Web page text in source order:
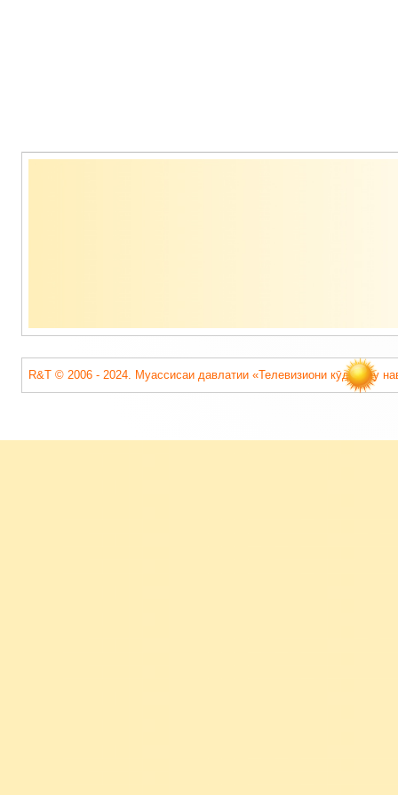
Содержимое
R&T © 2006 - 2024. Муассисаи давлатии «Телевизиони кӯдакону